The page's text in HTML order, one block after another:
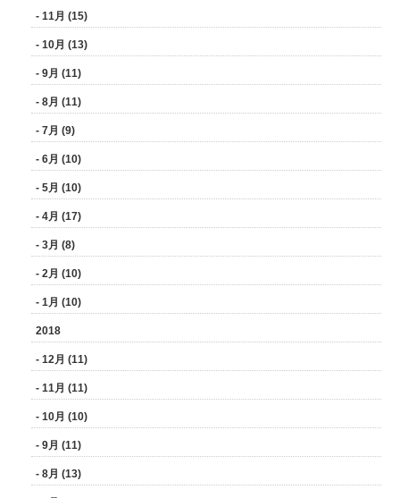
- 11月 (15)
- 10月 (13)
- 9月 (11)
- 8月 (11)
- 7月 (9)
- 6月 (10)
- 5月 (10)
- 4月 (17)
- 3月 (8)
- 2月 (10)
- 1月 (10)
2018
- 12月 (11)
- 11月 (11)
- 10月 (10)
- 9月 (11)
- 8月 (13)